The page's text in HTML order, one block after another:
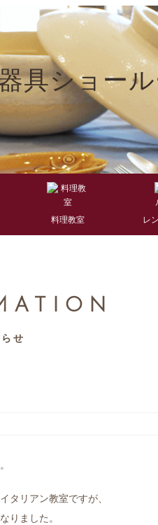
料理教室 レ
せ
タリアン教室ですが、
りました。